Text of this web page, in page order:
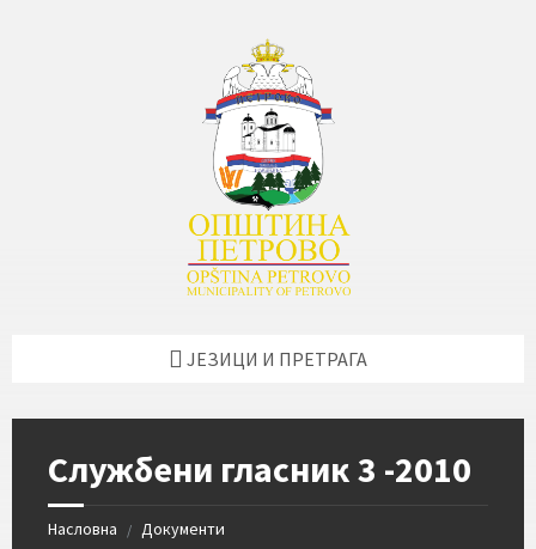
ЈЕЗИЦИ И ПРЕТРАГА
Службени гласник 3 -2010
Насловна / Документи